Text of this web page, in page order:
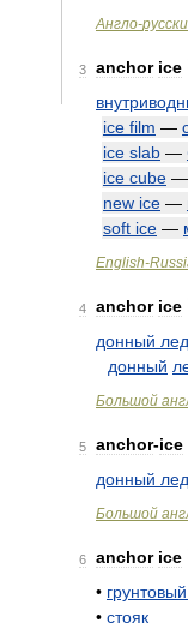
Англо-
3 anchor ice
ice film —
ice slab —
ice cube —
new ice —
soft ice —
English-
4 anchor ice
донный лед
донный
Большой
5 anchor-ice
донный лед
Большой
6 anchor ice
• грунтовый
• стояк